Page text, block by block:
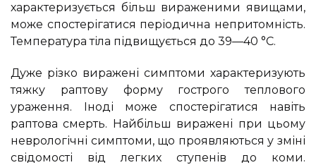
характеризується більш вираженими явищами,
може спостерігатися періодична непритомність.
Температура тіла підвищується до 39—40 °С.
Дуже різко виражені симптоми характеризують
тяжку раптову форму гострого теплового
ураження. Іноді може спостерігатися навіть
раптова смерть. Найбільш виражені при цьому
неврологічні симптоми, що проявляються у зміні
свідомості від легких ступенів до коми.